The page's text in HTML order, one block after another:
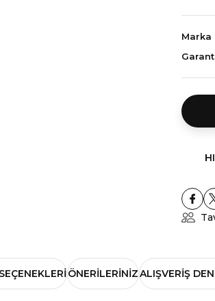
Marka
ÖNERILERINIZALIŞVERIŞ